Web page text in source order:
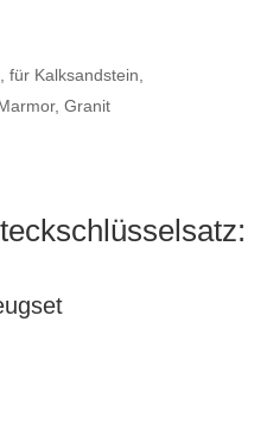
Kalksandstein,
Granit